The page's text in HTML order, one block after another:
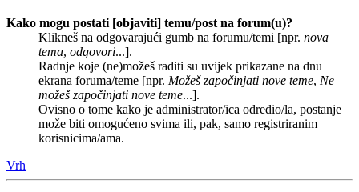
Kako mogu postati [objaviti] temu/post na forum(u)?
Klikneš na odgovarajući gumb na forumu/temi [npr. nova
tema, odgovori...].
Radnje koje (ne)možeš raditi su uvijek prikazane na dnu
ekrana foruma/teme [npr. Možeš započinjati nove teme, Ne
možeš započinjati nove teme...].
Ovisno o tome kako je administrator/ica odredio/la, postanje
može biti omogućeno svima ili, pak, samo registriranim
korisnicima/ama.
Vrh